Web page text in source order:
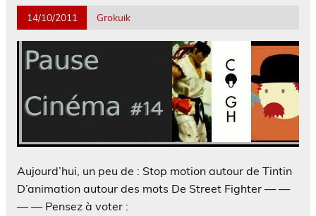
14/10/2011 Grokuik
Aujourd’hui, un peu de : Stop motion autour de Tintin
D’animation autour des mots De Street Fighter — —
— — Pensez à voter :